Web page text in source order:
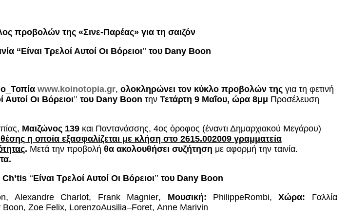
προβολών της «Σινε-Παρέας» για τη σαιζόν
‘‘Είναι Τρελοί Αυτοί Οι Βόρειοι’’του Dany Boon
www.koinotopia.gr, ολοκληρώνει τον κύκλο προβολών της για τη φετινή
Αυτοί Οι Βόρειοι’’ του Dany Boon την Τετάρτη 9 Μαΐου, ώρα 8μμ Προσέλευση
Μαιζώνος 139και Παντανάσσης, 4ος όροφος (έναντι Δημαρχιακού Μεγάρου)
η οποία εξασφαλίζεται με κλήση στο 2615.002009 γραμματεία
. Μετά την προβολή θα ακολουθήσει συζήτηση με αφορμή την ταινία.
.
‘‘Είναι Τρελοί Αυτοί Οι Βόρειοι’’του Dany Boon
,Alexandre Charlot, Frank Magnier, Μουσική: PhilippeRombi,Χώρα: Γαλλία
Boon, Zoe Felix, LorenzoAusilia–Foret, Anne Marivin